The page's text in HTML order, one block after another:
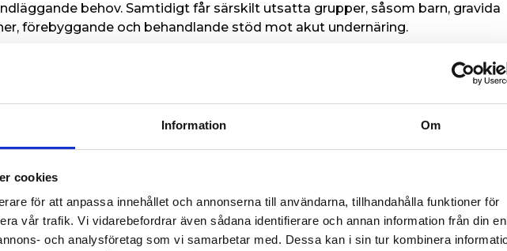
Information Om
cookies
för att anpassa innehållet och annonserna till användarna, tillhandahålla funktioner för
vår trafik. Vi vidarebefordrar även sådana identifierare och annan information från din
och analysföretag som vi samarbetar med. Dessa kan i sin tur kombinera
behov. Samtidigt får särskilt utsatta grupper, såsom barn, gravida
förebyggande och behandlande stöd mot akut undernäring.
mervärde i det humanitära systemet. Vi som organisation når till platser
Reliefs förmåga att nå dem allra mest svåråtkomliga och sårbara
tuffast tänkbara förutsättningar. Detta kan inte tas för givet och det är
Annars kommer dessa människor att förlora det enda stöd de har.”
stannar vattentransporterna. Familjer hänvisas återigen till osäkra och
för sjukdomsutbrott som kolera. Behandlingen av akut undernärda barn
som gör det möjligt för familjer att undvika negativa
ökat barnarbete, barnäktenskap och ytterligare fördjupad ekonomisk